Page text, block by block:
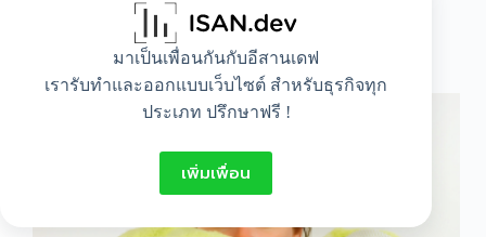
มาเป็นเพื่อนกันกับอีสานเดฟ
เรารับทำและออกแบบเว็บไซต์ สำหรับธุรกิจทุก
ประเภท ปรึกษาฟรี !
เพิ่มเพื่อน
เสื้อผ้าขึ้นราแก้ไขอย่างไร?